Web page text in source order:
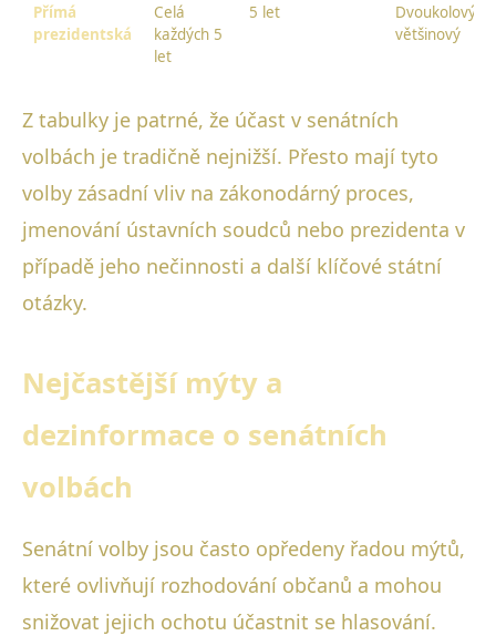
Přímá
prezidentská
Celá
každých 5
let
5 let
Dvoukolový
většinový
Z tabulky je patrné, že účast v senátních
volbách je tradičně nejnižší. Přesto mají tyto
volby zásadní vliv na zákonodárný proces,
jmenování ústavních soudců nebo prezidenta v
případě jeho nečinnosti a další klíčové státní
otázky.
Nejčastější mýty a
dezinformace o senátních
volbách
Senátní volby jsou často opředeny řadou mýtů,
které ovlivňují rozhodování občanů a mohou
snižovat jejich ochotu účastnit se hlasování.